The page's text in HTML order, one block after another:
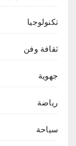
تكنولوجيا
ثقافة وفن
جهوية
رياضة
سياحة